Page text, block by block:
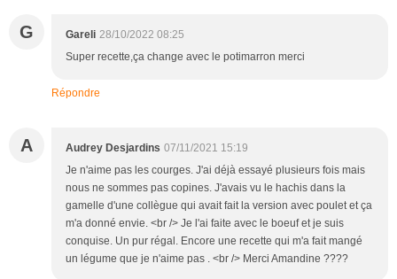
G Gareli 28/10/2022 08:25
Super recette,ça change avec le potimarron merci
Répondre
A Audrey Desjardins 07/11/2021 15:19
Je n'aime pas les courges. J'ai déjà essayé plusieurs fois mais
nous ne sommes pas copines. J'avais vu le hachis dans la
gamelle d'une collègue qui avait fait la version avec poulet et ça
m'a donné envie. <br /> Je l'ai faite avec le boeuf et je suis
conquise. Un pur régal. Encore une recette qui m'a fait mangé
un légume que je n'aime pas . <br /> Merci Amandine ????